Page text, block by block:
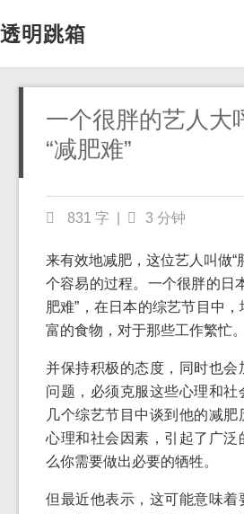
透明跳箱
一个很胖的艺人大
“减肥难”
831 字 3 分钟
来有效地减肥，这位艺人叫做“
个容易的过程。一个很胖的日
肥难”，在日本的综艺节目中
富的食物，对于那些工作繁忙。
并保持积极的态度，同时也会
问题，必须克服这些心理和社
几个综艺节目中谈到他的减肥
心理和社会因素，引起了广泛
么你需要做出必要的牺牲。
但最近他表示，这可能意味着